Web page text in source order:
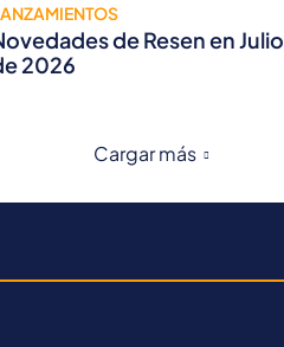
de Resen en Julio
2026
Cargar más